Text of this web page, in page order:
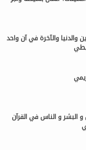
والدنيا والآخرة في آن واحد
البشر و الناس في القرآن